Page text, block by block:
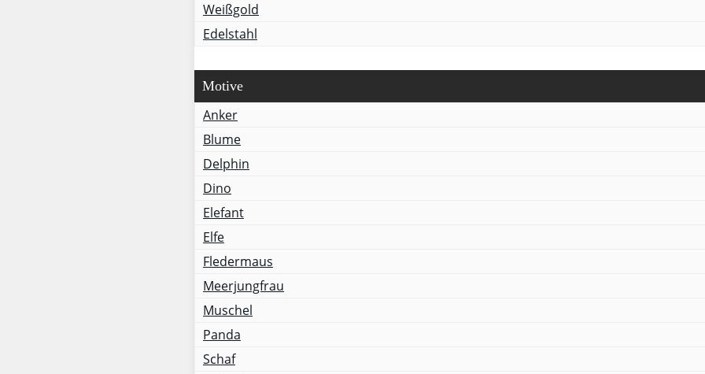
Weißgold
Edelstahl
Motive
Anker
Blume
Delphin
Dino
Elefant
Elfe
Fledermaus
Meerjungfrau
Muschel
Panda
Schaf